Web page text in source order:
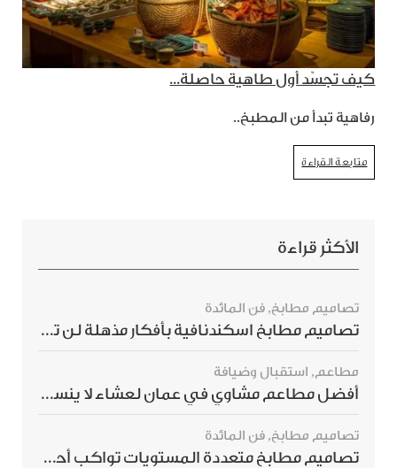
كيف تجسّد أول طاهية حاصلة...
رفاهية تبدأ من المطبخ..
متابعة القراءة
الأكثر قراءة
تصاميم مطابخ, فن المائدة
تصاميم مطابخ اسكندنافية بأفكار مذهلة لن ترغبي بتفويتها
مطاعم, استقبال وضيافة
أفضل مطاعم مشاوي في عمان لعشاء لا ينسى
تصاميم مطابخ, فن المائدة
تصاميم مطابخ متعددة المستويات تواكب أحدث صيحات الديكور العالمي